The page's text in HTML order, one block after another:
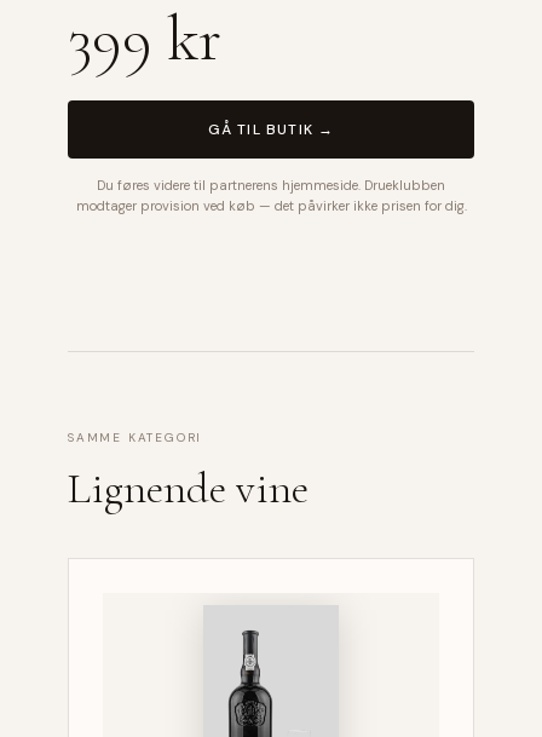
399 kr
GÅ TIL BUTIK →
Du føres videre til partnerens hjemmeside. Drueklubben
modtager provision ved køb — det påvirker ikke prisen for dig.
SAMME KATEGORI
Lignende vine